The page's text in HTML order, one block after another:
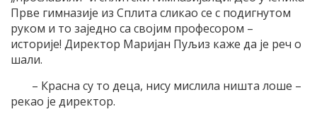
Прве гимназије из Сплита сликао се с подигнутом
руком и то заједно са својим професором –
историје! Директор Маријан Пуљиз каже да је реч о
шали.
– Красна су то деца, нису мислила ништа лоше –
рекао је директор.